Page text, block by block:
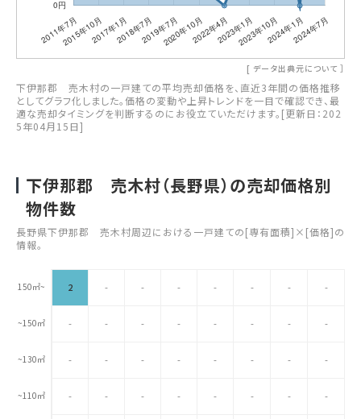
[ データ出典元について ］
下伊那郡 売木村の一戸建ての平均売却価格を、直近3年間の価格推移
としてグラフ化しました。価格の変動や上昇トレンドを一目で確認でき、最
適な売却タイミングを判断するのにお役立ていただけます。[更新日：202
5年04月15日]
下伊那郡 売木村（長野県）の売却価格別
物件数
長野県下伊那郡 売木村周辺における一戸建ての[専有面積]×[価格]の
情報。
150㎡~ 2 - - - - - - -
~150㎡ - - - - - - - -
~130㎡ - - - - - - - -
~110㎡ - - - - - - - -